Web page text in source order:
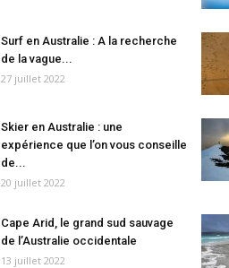
Surf en Australie : A la recherche
de la vague...
27 juillet 2022
Skier en Australie : une
expérience que l’on vous conseille
de...
20 juillet 2022
Cape Arid, le grand sud sauvage
de l’Australie occidentale
13 juillet 2022